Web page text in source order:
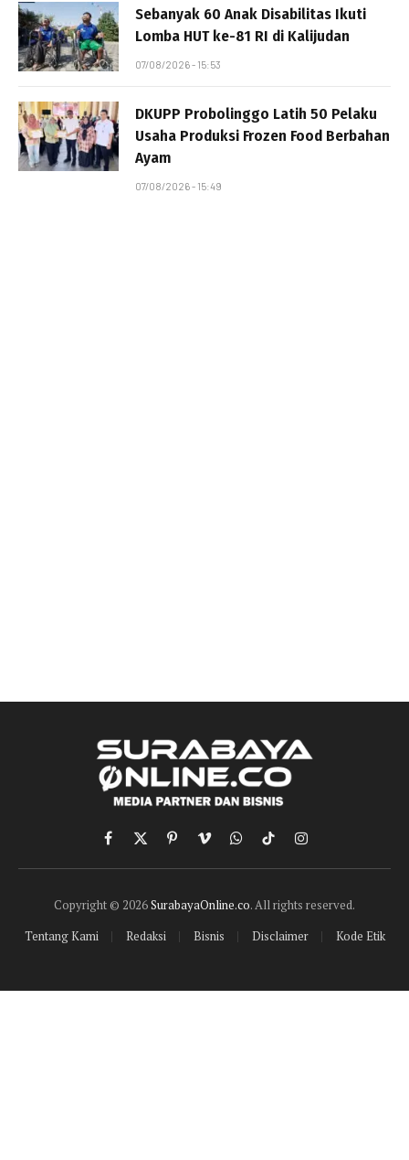
Sebanyak 60 Anak Disabilitas Ikuti
Lomba HUT ke-81 RI di Kalijudan
07/08/2026 - 15:53
DKUPP Probolinggo Latih 50 Pelaku
Usaha Produksi Frozen Food Berbahan
Ayam
07/08/2026 - 15:49
Facebook
X
(Twitter)
PinterestVimeoWhatsApp
TikTokInstagram
Copyright © 2026SurabayaOnline.co. All rights reserved.
Tentang Kami
Redaksi Bisnis Disclaimer Kode Etik